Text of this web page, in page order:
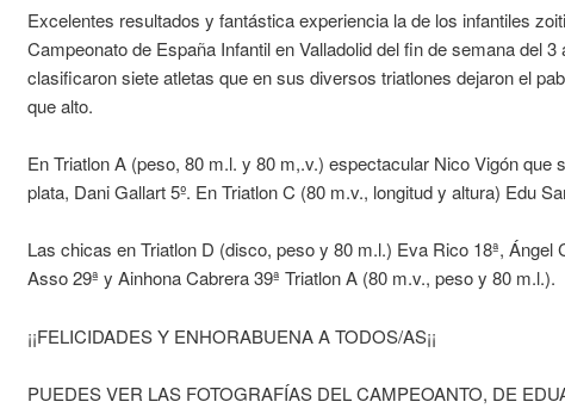
Excelentes resultados y fantástica experiencia la de los infantiles
Campeonato de España Infantil en Valladolid del fin de semana del 3
clasificaron siete atletas que en sus diversos triatlones dejaron el
que alto.
En Triatlon A (peso, 80 m.l. y 80 m,.v.) espectacular Nico Vigón que
plata, Dani Gallart 5º. En Triatlon C (80 m.v., longitud y altura) Edu
Las chicas en Triatlon D (disco, peso y 80 m.l.) Eva Rico 18ª, Ángel
Asso 29ª y Ainhona Cabrera 39ª Triatlon A (80 m.v., peso y 80 m.l.).
¡¡FELICIDADES Y ENHORABUENA A TODOS/AS¡¡
PUEDES VER LAS FOTOGRAFÍAS DEL CAMPEOANTO, DE